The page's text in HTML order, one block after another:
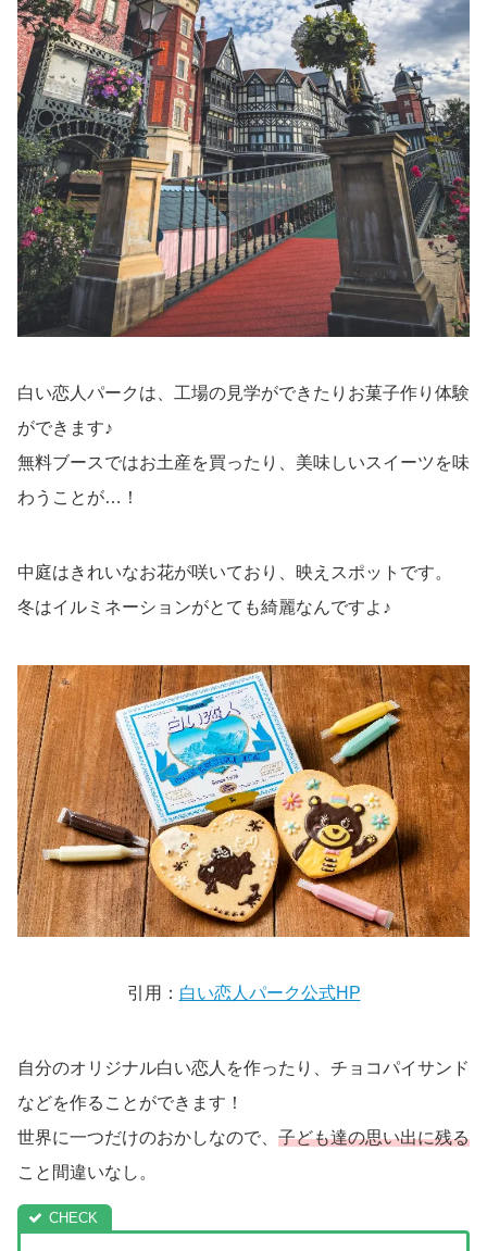
白い恋人パークは、工場の見学ができたりお菓子作り体験
ができます♪
無料ブースではお土産を買ったり、美味しいスイーツを味
わうことが…！
中庭はきれいなお花が咲いており、映えスポットです。
冬はイルミネーションがとても綺麗なんですよ♪
引用： 白い恋人パーク公式HP
自分のオリジナル白い恋人を作ったり、チョコパイサンド
などを作ることができます！
世界に一つだけのおかしなので、 子ども達の思い出に残る
こと間違いなし。